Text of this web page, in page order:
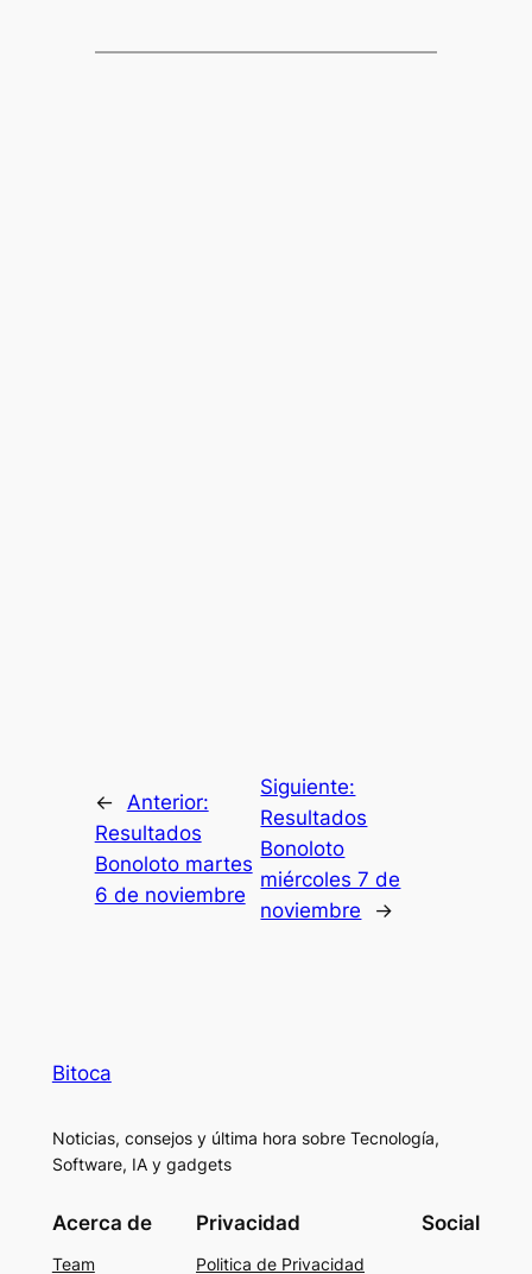
←
Anterior:
Resultados
Bonoloto martes
6 de noviembre
Siguiente:
Resultados
Bonoloto
miércoles 7 de
noviembre
→
Bitoca
Noticias, consejos y última hora sobre Tecnología,
Software, IA y gadgets
Acerca de
Team
Privacidad
Politica de Privacidad
Social